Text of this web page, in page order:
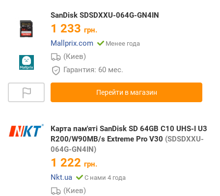
SanDisk SDSDXXU-064G-GN4IN
1 233 грн.
Mallprix.com
Менее года
(Киев)
Гарантия: 60 мес.
Перейти в магазин
Карта пам'яті SanDisk SD 64GB C10 UHS-I U3
R200/W90MB/s Extreme Pro V30 (SDSDXXU-
064G-GN4IN)
1 222 грн.
Nkt.ua
С нами 4 года
(Киев)